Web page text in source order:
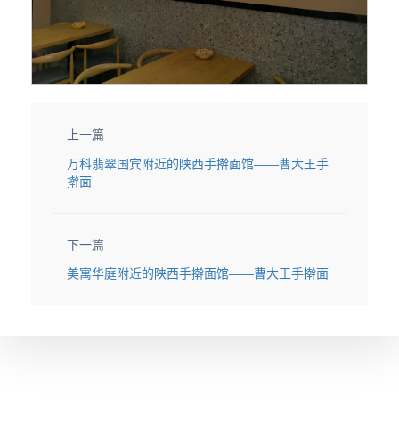
上一篇
万科翡翠国宾附近的陕西手擀面馆——曹大王手
擀面
下一篇
美寓华庭附近的陕西手擀面馆——曹大王手擀面